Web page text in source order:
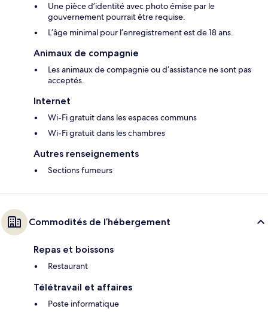
Une pièce d’identité avec photo émise par le
gouvernement pourrait être requise.
L’âge minimal pour l’enregistrement est de 18 ans.
Animaux de compagnie
Les animaux de compagnie ou d’assistance ne sont pas
acceptés.
Internet
Wi-Fi gratuit dans les espaces communs
Wi-Fi gratuit dans les chambres
Autres renseignements
Sections fumeurs
Commodités de l’hébergement
Repas et boissons
Restaurant
Télétravail et affaires
Poste informatique